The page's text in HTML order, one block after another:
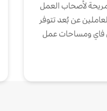
لأصحاب العمل
عن بُعد تتوفر
فاي ومساحات عمل